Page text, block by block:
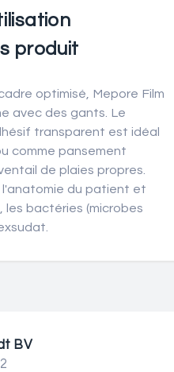
produit
optimisé, Mepore Film
avec des gants. Le
transparent est idéal
comme pansement
de plaies propres.
l'anatomie du patient et
les bactéries (microbes
BV